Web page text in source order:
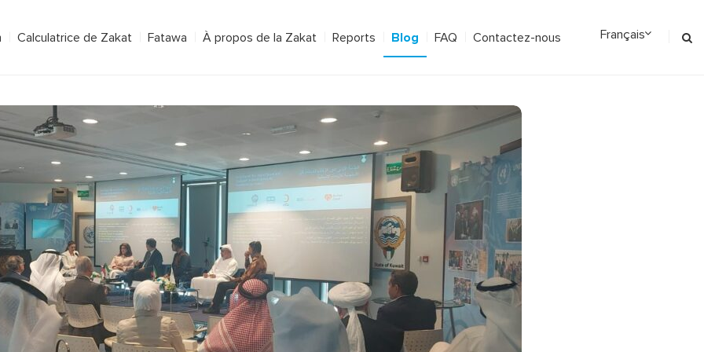
Calculatrice de Zakat Fatawa À propos de la Zakat Reports Blog FAQ Contactez-nous